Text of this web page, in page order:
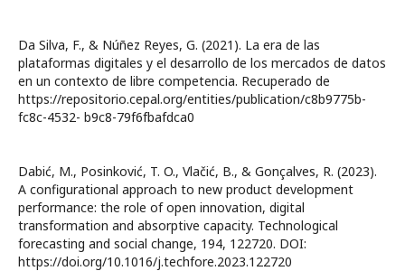
Da Silva, F., & Núñez Reyes, G. (2021). La era de las
plataformas digitales y el desarrollo de los mercados de datos
en un contexto de libre competencia. Recuperado de
https://repositorio.cepal.org/entities/publication/c8b9775b-
fc8c-4532- b9c8-79f6fbafdca0
Dabić, M., Posinković, T. O., Vlačić, B., & Gonçalves, R. (2023).
A configurational approach to new product development
performance: the role of open innovation, digital
transformation and absorptive capacity. Technological
forecasting and social change, 194, 122720. DOI:
https://doi.org/10.1016/j.techfore.2023.122720